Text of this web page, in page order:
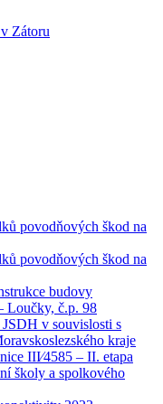
Zátoru
povodňových škod na
povodňových škod na
budovy
Loučky, č.p. 98
v souvislosti s
kraje
III⁄4585 – II. etapa
školy a spolkového